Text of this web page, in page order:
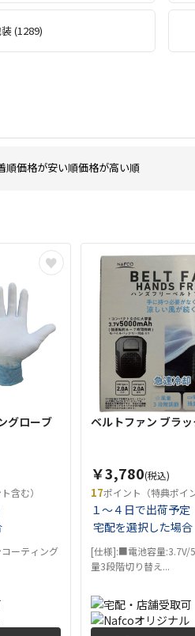
(1289)
順価格が安い順価格が高い順
グローブ
含む）
ーティング
ベルトファン ブラッ
￥3,780(税込)
17ポイント（特典ポイ
１～４日で出荷予定
宅配を選択した場合
[仕様]:■電池容量
量3段階切り替え...